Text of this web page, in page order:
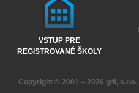
VSTUP PRE
REGISTROVANÉ ŠKOLY
Copyright © 2001 – 2026 gdi, s.r.o.